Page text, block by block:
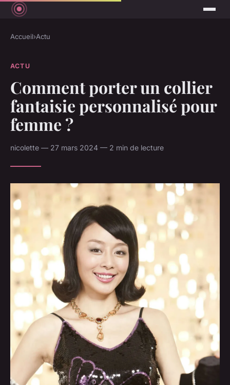
Accueil›Actu
ACTU
Comment porter un collier
fantaisie personnalisé pour
femme ?
nicolette — 27 mars 2024 — 2 min de lecture